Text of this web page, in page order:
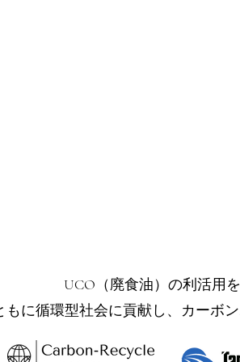
UCO（廃食油）の利活用を
もに循環型社会に貢献し、カーボ